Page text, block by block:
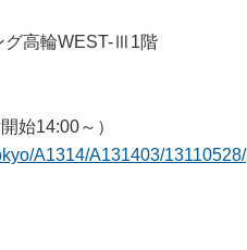
高輪WEST-Ⅲ1階
始14:00～）
A1314/A131403/13110528/